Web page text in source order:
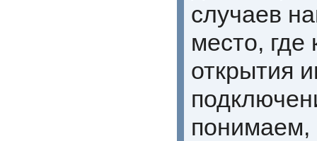
случаев
место, где
открытия
понимаем,